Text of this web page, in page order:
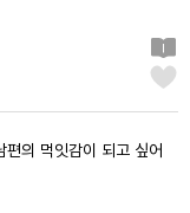
의 먹잇감이 되고 싶어